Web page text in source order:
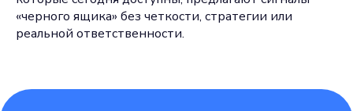
«черного ящика» без четкости, стратегии или
реальной ответственности.